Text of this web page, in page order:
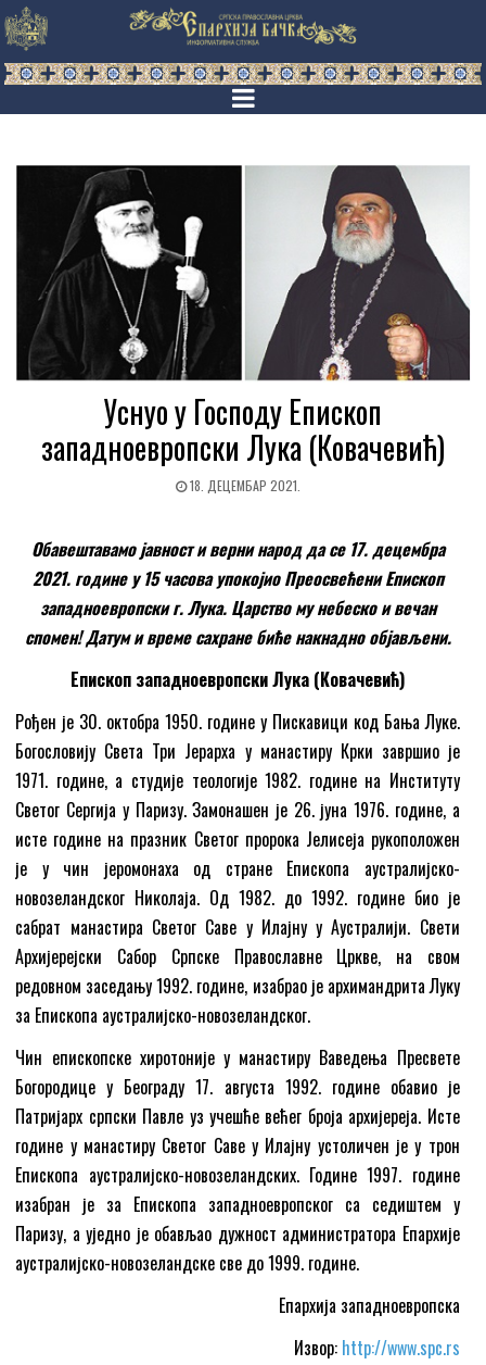
Уснуо у Господу Епископ
западноевропски Лука (Ковачевић)
18. ДЕЦЕМБАР 2021.
Обавештавамо јавност и верни народ да се 17. децембра
2021. године у 15 часова упокојио Преосвећени Епископ
западноевропски г. Лука. Царство му небеско и вечан
спомен! Датум и време сахране биће накнадно објављени.
Епископ западноевропски Лука (Ковачевић)
Рођен је 30. октобра 1950. године у Пискавици код Бања Луке.
Богословију Света Три Јерарха у манастиру Крки завршио је
1971. године, а студије теологије 1982. године на Институту
Светог Сергија у Паризу. Замонашен је 26. јуна 1976. године, а
исте године на празник Светог пророка Јелисеја рукоположен
је у чин јеромонаха од стране Епископа аустралијско-
новозеландског Николаја. Од 1982. до 1992. године био је
сабрат манастира Светог Саве у Илајну у Аустралији. Свети
Архијерејски Сабор Српске Православне Цркве, на свом
редовном заседању 1992. године, изабрао је архимандрита Луку
за Епископа аустралијско-новозеландског.
Чин епископске хиротоније у манастиру Ваведења Пресвете
Богородице у Београду 17. августа 1992. године обавио је
Патријарх српски Павле уз учешће већег броја архијереја. Исте
године у манастиру Светог Саве у Илајну устоличен је у трон
Епископа аустралијско-новозеландских. Године 1997. године
изабран је за Епископа западноевропског са седиштем у
Паризу, а уједно је обављао дужност администратора Епархије
аустралијско-новозеландске све до 1999. године.
Епархија западноевропска
Извор: http://www.spc.rs